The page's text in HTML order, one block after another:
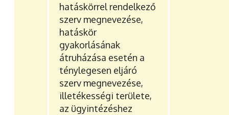
hatáskörrel rendelkező
szerv megnevezése,
hatáskör
gyakorlásának
átruházása esetén a
ténylegesen eljáró
szerv megnevezése,
illetékességi területe,
az ügyintézéshez